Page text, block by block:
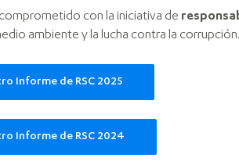
con la iniciativa de
ambiente y la lucha contra la corrupción.
Informe de RSC 2025
Informe de RSC 2024